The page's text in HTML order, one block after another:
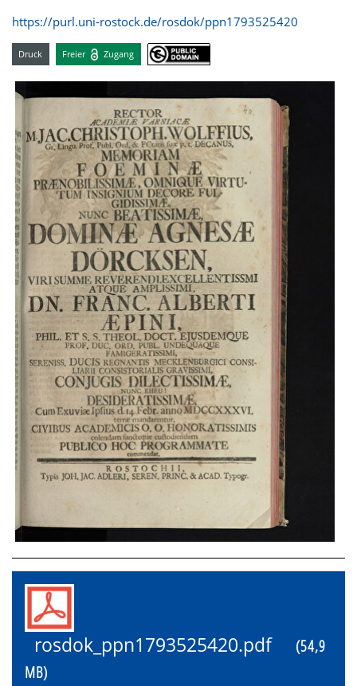
https://purl.uni-rostock.de/rosdok/ppn1793525420
Druck Freier Zugang
rosdok_ppn1793525420.pdf
(54,9
MB)